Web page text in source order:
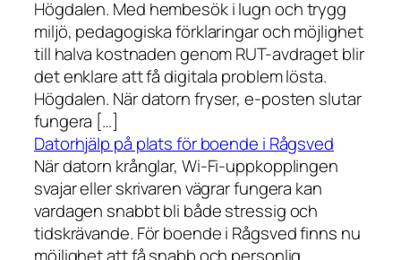
Högdalen. Med hembesök i lugn och trygg
miljö, pedagogiska förklaringar och möjlighet
till halva kostnaden genom RUT-avdraget blir
det enklare att få digitala problem lösta.
Högdalen. När datorn fryser, e-posten slutar
fungera […]
Datorhjälp på plats för boende i Rågsved
När datorn krånglar, Wi-Fi-uppkopplingen
svajar eller skrivaren vägrar fungera kan
vardagen snabbt bli både stressig och
tidskrävande. För boende i Rågsved finns nu